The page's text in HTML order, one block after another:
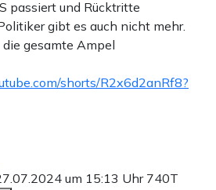
passiert und Rücktritte
gibt es auch nicht mehr.
gesamte Ampel
shorts/R2x6d2anRf8?
um 15:13 Uhr 740T